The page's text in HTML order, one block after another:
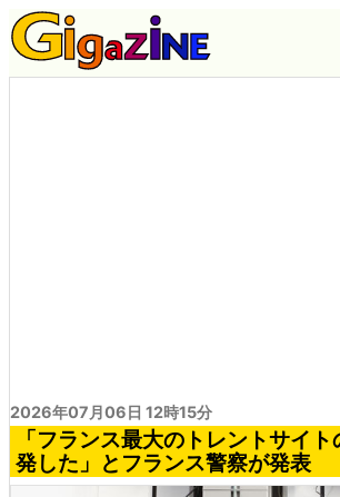
2026年07月06日 12時15分
「フランス最大のトレントサイ
発した」とフランス警察が発表